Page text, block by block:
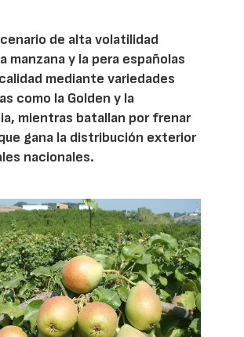
de alta volatilidad
manzana y la pera españolas
mediante variedades
como la Golden y la
mientras batallan por frenar
gana la distribución exterior
nacionales.